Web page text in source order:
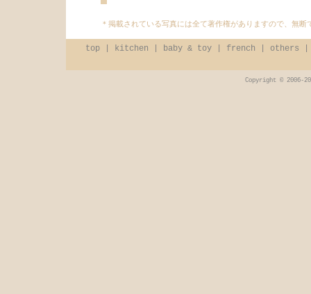
＊掲載されている写真には全て著作権がありますので、無
top| kitchen baby & toy| french others
Copyright © 2006-